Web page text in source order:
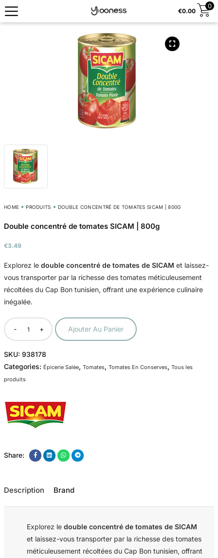
€0.00
0
HOME PRODUITS DOUBLE CONCENTRÉ DE TOMATES SICAM | 800G
Double concentré de tomates SICAM | 800g
€3.49
Explorez le double concentré de tomates de SICAM et laissez-
vous transporter par la richesse des tomates méticuleusement
récoltées du Cap Bon tunisien, offrant une expérience culinaire
inégalée.
- + Ajouter Au Panier
SKU: 938178
Categories: Épicerie Salée, Tomates, Tomates En Conserves, Tous les
produits
Share:
Description Brand
Explorez le double concentré de tomates de SICAM
et laissez-vous transporter par la richesse des tomates
méticuleusement récoltées du Cap Bon tunisien, offrant